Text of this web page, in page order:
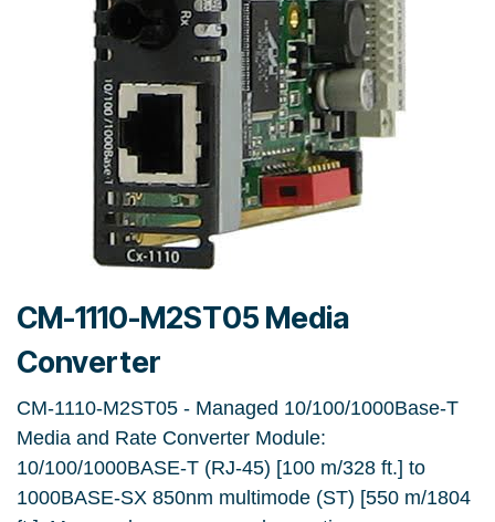
CM-1110-M2ST05 Media
Converter
CM-1110-M2ST05 - Managed 10/100/1000Base-T
Media and Rate Converter Module:
10/100/1000BASE-T (RJ-45) [100 m/328 ft.] to
1000BASE-SX 850nm multimode (ST) [550 m/1804